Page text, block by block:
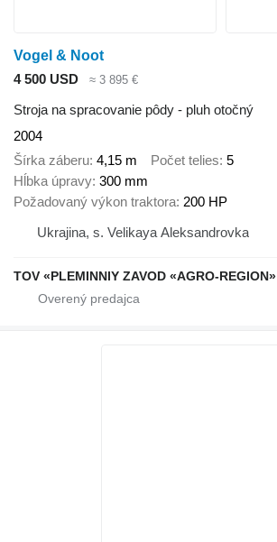
Vogel & Noot
4 500 USD
≈ 3 895 €
Stroja na spracovanie pôdy - pluh otočný
2004
Šírka záberu 4,15 m Počet telies 5
Hĺbka úpravy 300 mm
Požadovaný výkon traktora 200 HP
Ukrajina, s. Velikaya Aleksandrovka
TOV «PLEMINNIY ZAVOD «AGRO-REGION»